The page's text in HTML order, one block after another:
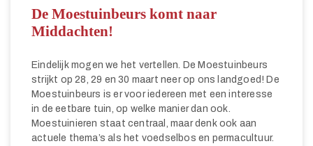
De Moestuinbeurs komt naar
Middachten!
Eindelijk mogen we het vertellen. De Moestuinbeurs
strijkt op 28, 29 en 30 maart neer op ons landgoed! De
Moestuinbeurs is er voor iedereen met een interesse
in de eetbare tuin, op welke manier dan ook.
Moestuinieren staat centraal, maar denk ook aan
actuele thema’s als het voedselbos en permacultuur.